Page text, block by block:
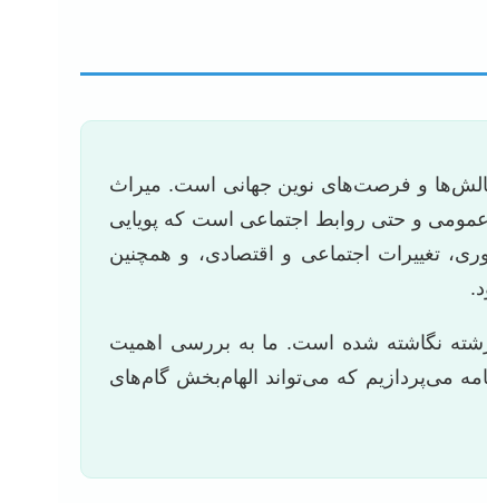
و فرصت‌های نوین جهانی است. میراث
عمومی و حتی روابط اجتماعی است که پویایی
تغییرات اجتماعی و اقتصادی، و همچنین
نگاشته شده است. ما به بررسی اهمیت
جامع از ۱۱۳ عنوان پیشنهادی برای پایان‌نامه می‌پردازیم که می‌تواند الهام‌بخش گام‌های